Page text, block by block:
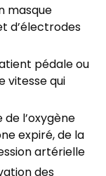
masque
d’électrodes
pédale ou
vitesse qui
l’oxygène
expiré, de la
artérielle